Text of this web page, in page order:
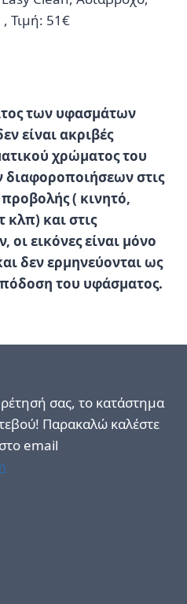
Τιμή: 51€
των υφασμάτων
είναι ακριβές
χρώματος του
στις
( κινητό,
κλπ) και στις
εικόνες είναι μόνο
δεν ερμηνεύονται ως
του υφάσματος.
σας, το κατάστημα
Παρακαλώ καλέστε
email